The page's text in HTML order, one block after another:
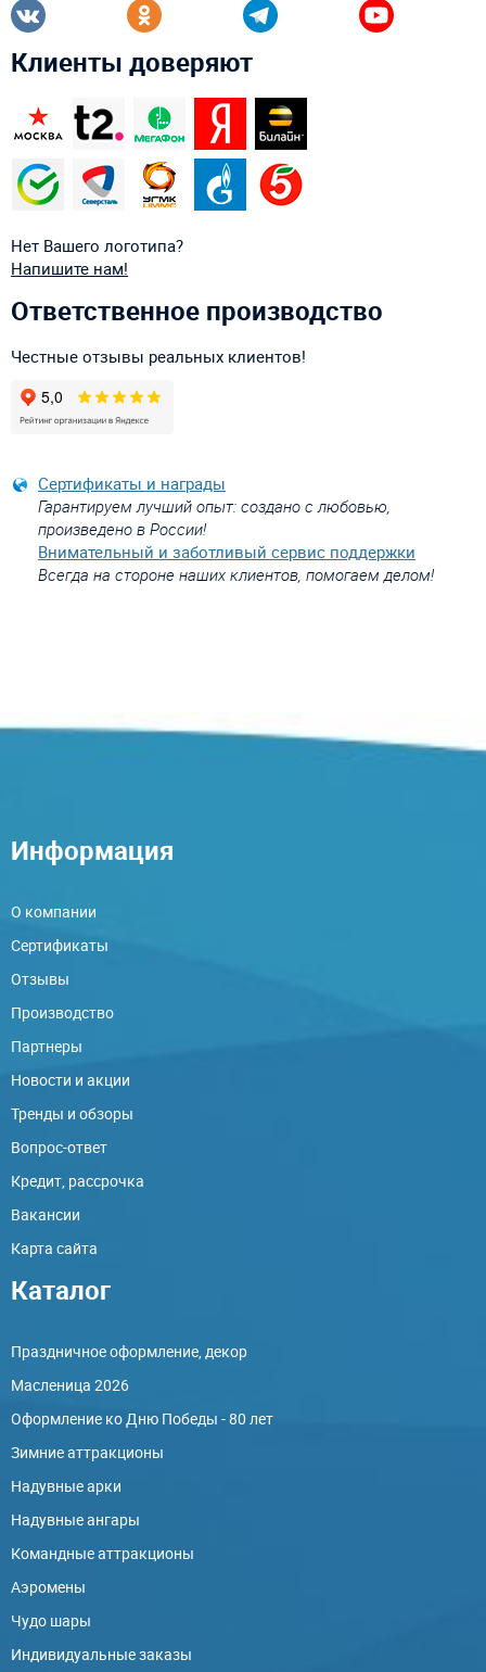
Клиенты доверяют
Нет Вашего логотипа?
Напишите нам!
Ответственное производство
Честные отзывы реальных клиентов!
Сертификаты и награды
Гарантируем лучший опыт: создано с любовью,
произведено в России!
Внимательный и заботливый сервис поддержки
Всегда на стороне наших клиентов, помогаем делом!
Информация
О компании
Сертификаты
Отзывы
Производство
Партнеры
Новости и акции
Тренды и обзоры
Вопрос-ответ
Кредит, рассрочка
Вакансии
Карта сайта
Каталог
Праздничное оформление, декор
Масленица 2026
Оформление ко Дню Победы - 80 лет
Зимние аттракционы
Надувные арки
Надувные ангары
Командные аттракционы
Аэромены
Чудо шары
Индивидуальные заказы